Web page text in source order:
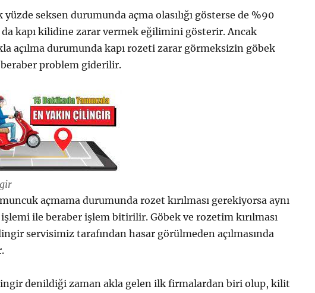
seksen durumunda açma olasılığı gösterse de %90
kapı kilidine zarar vermek eğilimini gösterir. Ancak
açılma durumunda kapı rozeti zarar görmeksizin göbek
problem giderilir.
açmama durumunda rozet kırılması gerekiyorsa aynı
ile beraber işlem bitirilir. Göbek ve rozetim kırılması
servisimiz tarafından hasar görülmeden açılmasında
denildiği zaman akla gelen ilk firmalardan biri olup, kilit